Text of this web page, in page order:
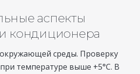
аспекты
кондиционера
среды. Проверку
температуре выше +5°C. В